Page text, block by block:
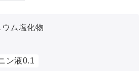
ム塩化物
ン液0.1